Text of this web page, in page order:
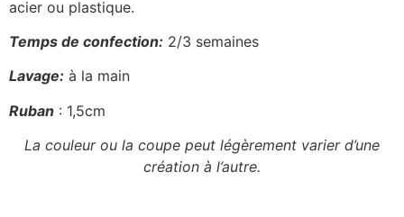
acier ou plastique.
Temps de confection: 2/3 semaines
Lavage: à la main
Ruban : 1,5cm
La couleur ou la coupe peut légèrement varier d’une
création à l’autre.